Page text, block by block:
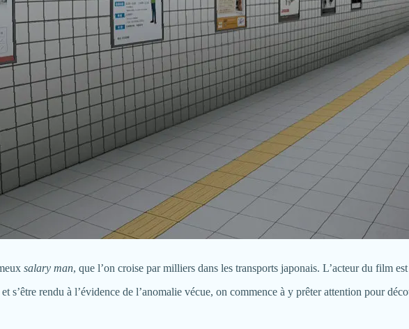
salary man, que l’on croise par milliers dans les transports japonais. L’acteur du film
s’être rendu à l’évidence de l’anomalie vécue, on commence à y prêter attention pour